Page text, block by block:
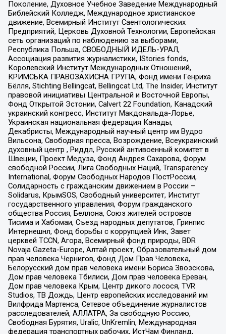
Поколение, Духовное Учебное Заведение Международный
Библейский Колледж, Международное христианское
движение, Всемирный Институт Саентологических
Предприятий, Церковь Духовной Технологии, Европейская
сеть организаций по наблюдению за выборами,
Республика Польша, СВОБОДНЫЙ ИДЕЛЬ-УРАЛ,
Ассоциация развития журналистики, IStories fonds,
Королевский Институт Международных Отношений,
КРИМСЬКА ПРАВОЗАХИСНА ГРУПА, Фонд имени Генриха
Бёлля, Stichting Bellingcat, Bellingcat Ltd, The Insider, Институт
правовой инициативы Центральной и Восточной Европы,
Фонд Открытой Эстонии, Calvert 22 Foundation, Канадский
украинский конгресс, Институт Макдональда-Лорье,
Украинская национальная федерация Канады,
Декабристы, Международный научный центр им Вудро
Вильсона, Свободная пресса, Возрождение, Всеукраинский
духовный центр , Риддл, Русский антивоенный комитет в
Швеции, Проект Медуза, Фонд Андрея Сахарова, Форум
свободной России, Лига Свободных Наций, Transparеncy
International, Форум Свободных Народов ПостРоссии,
Солидарность с гражданским движением в России –
Solidarus, КрымSOS, Свободный университет, Институт
государственного управления, Форум гражданского
общества Россия, Беллона, Союз жителей островов
Тисима и Хабомаи, Съезд народных депутатов, Гринпис
Интернешнл, Фонд борьбы с коррупцией Инк, Завет
церквей TCCN, Агора, Всемирный фонд природы, BDR
Novaja Gazeta-Europe, Алтай проект, Образовательный дом
прав человека Чернигов, Фонд Дом Прав Человека,
Белорусский дом прав человека имени Бориса Звозскова,
Дом прав человека Тбилиси, Дом прав человека Ереван,
Дом прав человека Крым, Центр дикого лосося, TVR
Studios, ТВ Дождь, Центр европейских исследований им
Вилфрида Мартенса, Сетевое объединение журналистов
расследователей, АЛЛАТРА, За свободную Россию,
Свободная Бурятия, Uralic, UnKremlin, Международная
федерация транспортных рабочих, ИстЧам Финланд,